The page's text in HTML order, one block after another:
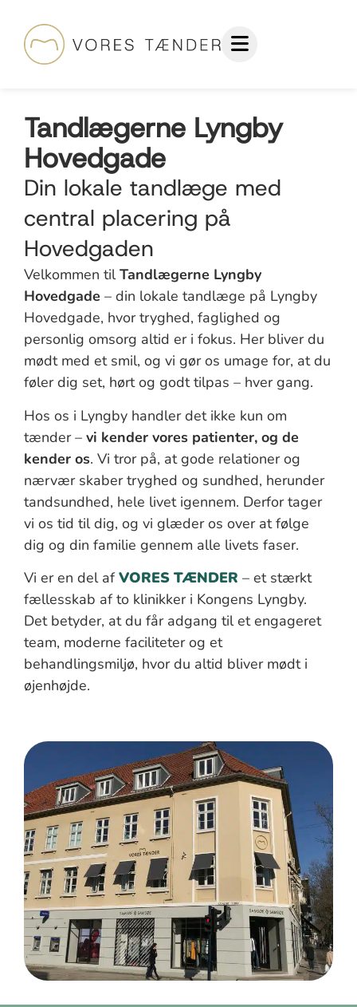
Tandlægerne Lyngby
Hovedgade
Din lokale tandlæge med
central placering på
Hovedgaden
Velkommen tilTandlægerne Lyngby
Hovedgade – din lokale tandlæge på Lyngby
Hovedgade, hvor tryghed, faglighed og
personlig omsorg altid er i fokus. Her bliver du
mødt med et smil, og vi gør os umage for, at du
føler dig set, hørt og godt tilpas – hver gang.
Hos os i Lyngby handler det ikke kun om
tænder – vi kender vores patienter, og de
kender os. Vi tror på, at gode relationer og
nærvær skaber tryghed og sundhed, herunder
tandsundhed, hele livet igennem. Derfor tager
vi os tid til dig, og vi glæder os over at følge
dig og din familie gennem alle livets faser.
Vi er en del afVORES TÆNDER – et stærkt
fællesskab af to klinikker i Kongens Lyngby.
Det betyder, at du får adgang til et engageret
team, moderne faciliteter og et
behandlingsmiljø, hvor du altid bliver mødt i
øjenhøjde.